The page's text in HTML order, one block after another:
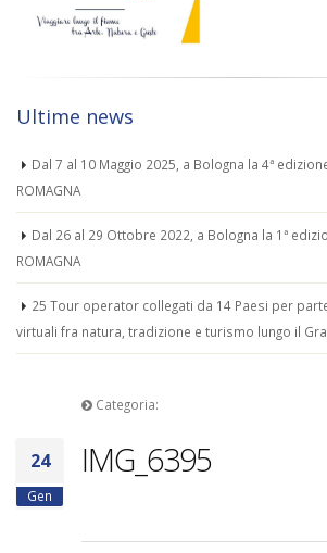
Ultime news
Dal 7 al 10 Maggio 2025, a Bologna la 4ª
ROMAGNA
Dal 26 al 29 Ottobre 2022, a Bologna la 1ª
ROMAGNA
25 Tour operator collegati da 14 Paesi per
virtuali fra natura, tradizione e turismo lungo il
Categoria:
24
Gen
IMG_6395